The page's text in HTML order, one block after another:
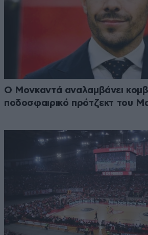
Ο Μονκαντά αναλαμβάνει
ποδοσφαιρικό πρότζεκτ του